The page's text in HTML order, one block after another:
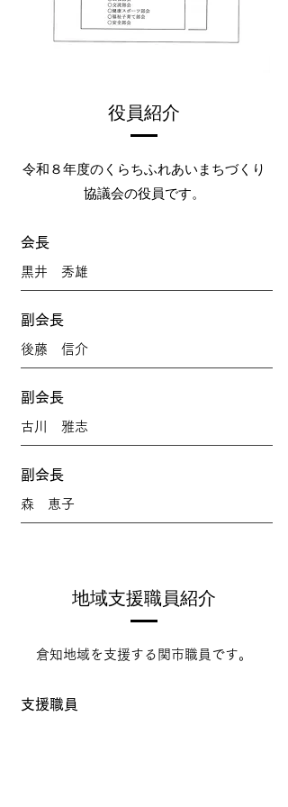
役員紹介
令和８年度のくらちふれあいまちづくり
協議会の役員です。
会長
黒井 秀雄
副会長
後藤 信介
副会長
古川 雅志
副会長
森 恵子
地域支援職員紹介
倉知地域を支援する関市職員です。
​支援職員